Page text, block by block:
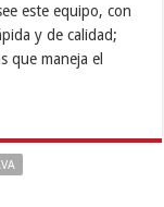
este equipo, con
y de calidad;
que maneja el